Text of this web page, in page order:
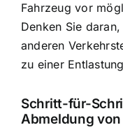
Fahrzeug vor
Denken Sie
anderen
zu einer
Schritt-für-
Abmeldung